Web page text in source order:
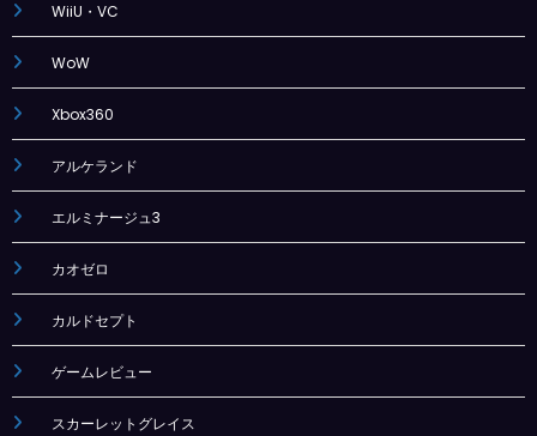
WiiU・VC
WoW
Xbox360
アルケランド
エルミナージュ3
カオゼロ
カルドセプト
ゲームレビュー
スカーレットグレイス